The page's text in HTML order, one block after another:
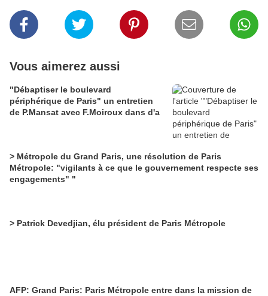
Vous aimerez aussi
"Débaptiser le boulevard
périphérique de Paris" un entretien
de P.Mansat avec F.Moiroux dans d'a
> Métropole du Grand Paris, une résolution de Paris
Métropole: "vigilants à ce que le gouvernement respecte ses
engagements" "
> Patrick Devedjian, élu président de Paris Métropole
AFP: Grand Paris: Paris Métropole entre dans la mission de